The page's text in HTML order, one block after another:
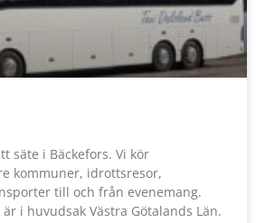
säte i Bäckefors. Vi kör
kommuner, idrottsresor,
till och från evenemang.
i huvudsak Västra Götalands Län.